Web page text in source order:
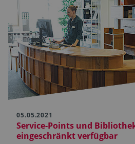
05.05.2021
Service-Points und
eingeschränkt verfügbar